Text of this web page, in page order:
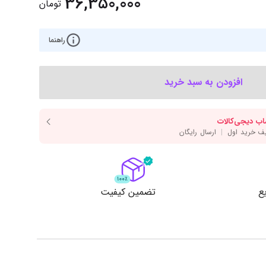
تومان
راهنما
افزودن به سبد خرید
تضمین کیفیت